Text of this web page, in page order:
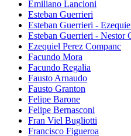
Emiliano Lancioni
Esteban Guerrieri
Esteban Guerrieri -
Esteban Guerrieri - Nestor
Ezequiel Perez Companc
Facundo Mora
Facundo Regalia
Fausto Arnaudo
Fausto Granton
Felipe Barone
Felipe Bernasconi
Fran Viel Bugliotti
Francisco Figueroa